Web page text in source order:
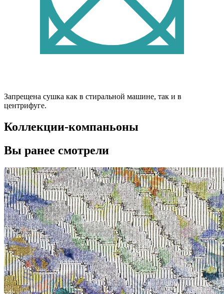
Запрещена сушка как в стиральной машине, так и в
центрифуге.
Коллекции-компаньоны
Вы ранее смотрели